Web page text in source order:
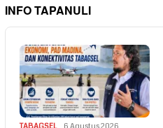
INFO TAPANULI